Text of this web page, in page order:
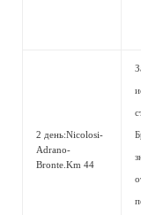
2 день:Nicolosi-
Adrano-
Bronte.Km 44